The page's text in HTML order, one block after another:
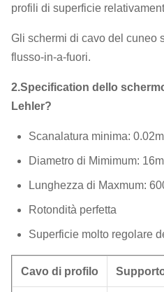
profili di superficie
Gli schermi di cavo del cuneo
flusso-in-a-fuori.
2.Specification dello
Lehler?
Scanalatura minima:
Diametro di Mimimum:
Lunghezza di Maxmum:
Rotondità perfetta
Superficie molto regolare
Cavo di profilo